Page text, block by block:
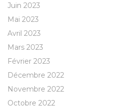
Juin 2023
Mai 2023
Avril 2023
Mars 2023
Février 2023
Décembre 2022
Novembre 2022
Octobre 2022